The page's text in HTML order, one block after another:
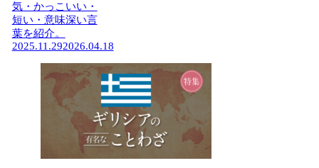
気・かっこいい・
短い・意味深い言
葉を紹介。
2025.11.292026.04.18